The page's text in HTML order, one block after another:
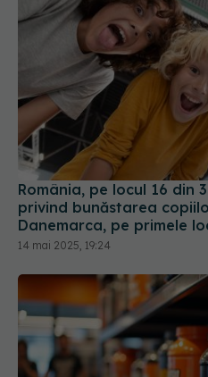
România, pe locul 16 din
privind bunăstarea
Danemarca, pe primele
14 mai 2025, 19:24